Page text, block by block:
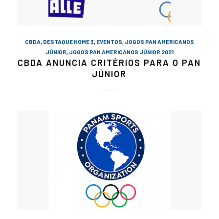
CBDA, DESTAQUE HOME 3, EVENTOS, JOGOS PAN AMERICANOS
JÚNIOR, JOGOS PAN AMERICANOS JÚNIOR 2021
CBDA ANUNCIA CRITÉRIOS PARA O PAN
JÚNIOR